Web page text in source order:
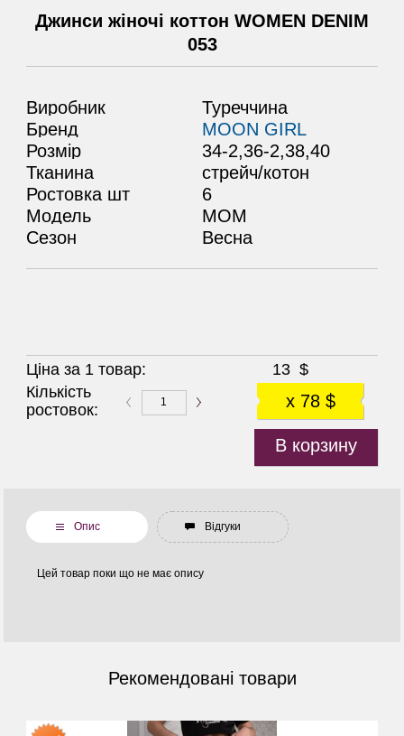
Джинси жіночі коттон WOMEN DENIM
053
Виробник
Туреччина
Бренд
MOON GIRL
Розмір
34-2,36-2,38,40
Тканина
стрейч/котон
Ростовка шт
6
Модель
МОМ
Сезон
Весна
Кількість
ростовок:
x 78 $
В корзину
Ціна за 1 товар: 13$
Опис Відгуки
Цей товар поки що не має опису
Рекомендовані товари